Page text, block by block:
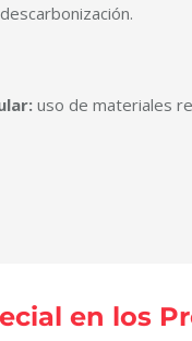
uso de materiales
en los